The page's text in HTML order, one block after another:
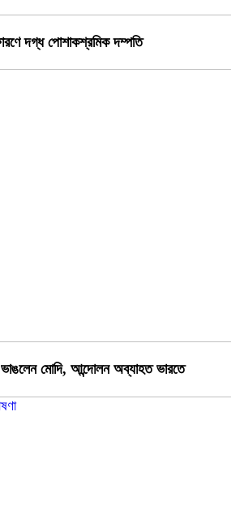
দগ্ধ পোশাকশ্রমিক দম্পতি
ভাঙলেন মোদি, আন্দোলন অব্যাহত ভারতে